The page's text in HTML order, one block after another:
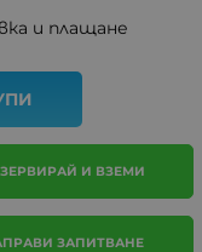
и плащане
И ВЗЕМИ
ЗАПИТВАНЕ